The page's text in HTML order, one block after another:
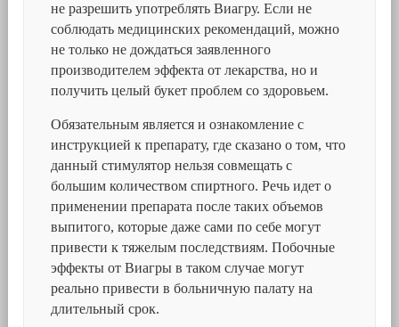
не разрешить употреблять Виагру. Если не
соблюдать медицинских рекомендаций, можно
не только не дождаться заявленного
производителем эффекта от лекарства, но и
получить целый букет проблем со здоровьем.
Обязательным является и ознакомление с
инструкцией к препарату, где сказано о том, что
данный стимулятор нельзя совмещать с
большим количеством спиртного. Речь идет о
применении препарата после таких объемов
выпитого, которые даже сами по себе могут
привести к тяжелым последствиям. Побочные
эффекты от Виагры в таком случае могут
реально привести в больничную палату на
длительный срок.